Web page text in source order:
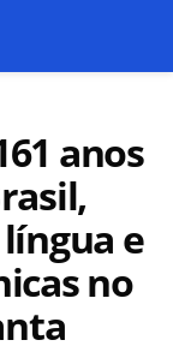
anos
e
no